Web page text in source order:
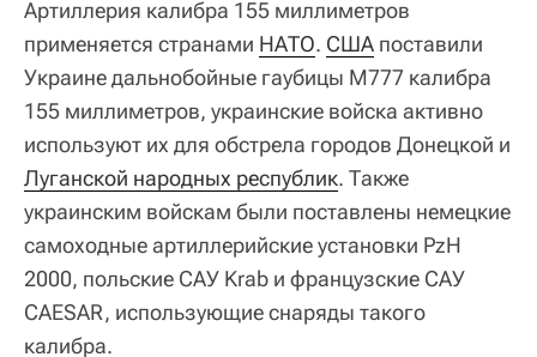
Артиллерия калибра 155 миллиметров
применяется странами НАТО. США поставили
Украине дальнобойные гаубицы M777 калибра
155 миллиметров, украинские войска активно
используют их для обстрела городов Донецкой и
Луганской народных республик. Также
украинским войскам были поставлены немецкие
самоходные артиллерийские установки PzH
2000, польские САУ Krab и французские САУ
CAESAR, использующие снаряды такого
калибра.